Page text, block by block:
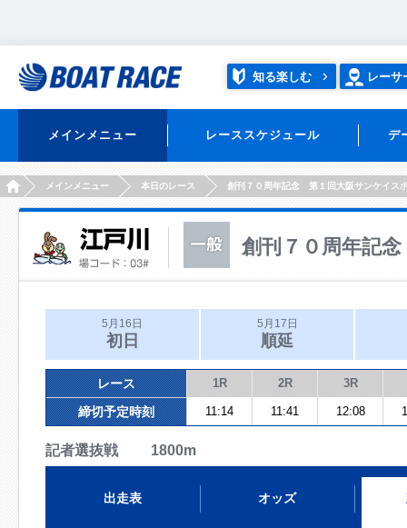
知る楽しむ レーサ
メインメニュー レーススケジュール デ
HOMEメインメニュー 本日のレース 創刊７０周年記念 第１回大阪サンケイス
創刊７０周年記
5月16日
初日
5月17日
順延
レース 1R 2R 3R
締切予定時刻 11:14 11:41 12:08
記者選抜戦 1800m
出走表 オッズ